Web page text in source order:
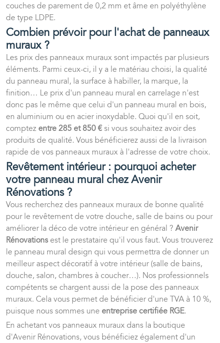
couches de parement de 0,2 mm et âme en polyéthylène
de type LDPE.
Combien prévoir pour l'achat de panneaux
muraux ?
Les prix des panneaux muraux sont impactés par plusieurs
éléments. Parmi ceux-ci, il y a le matériau choisi, la qualité
du panneau mural, la surface à habiller, la marque, la
finition… Le prix d'un panneau mural en carrelage n'est
donc pas le même que celui d'un panneau mural en bois,
en aluminium ou en acier inoxydable. Quoi qu'il en soit,
comptezentre 285 et 850 €si vous souhaitez avoir des
produits de qualité. Vous bénéficierez aussi de la livraison
rapide de vos panneaux muraux à l'adresse de votre choix.
Revêtement intérieur : pourquoi acheter
votre panneau mural chez Avenir
Rénovations ?
Vous recherchez des panneaux muraux de bonne qualité
pour le revêtement de votre douche, salle de bains ou pour
améliorer la déco de votre intérieur en général ? Avenir
Rénovationsest le prestataire qu'il vous faut. Vous trouverez
le panneau mural design qui vous permettra de donner un
meilleur aspect décoratif à votre intérieur (salle de bains,
douche, salon, chambres à coucher…). Nos professionnels
compétents se chargent aussi de la pose des panneaux
muraux. Cela vous permet de bénéficier d'une TVA à 10 %,
puisque nous sommes une entreprise certifiée RGE.
En achetant vos panneaux muraux dans la boutique
d'Avenir Rénovations, vous bénéficiez également d'un